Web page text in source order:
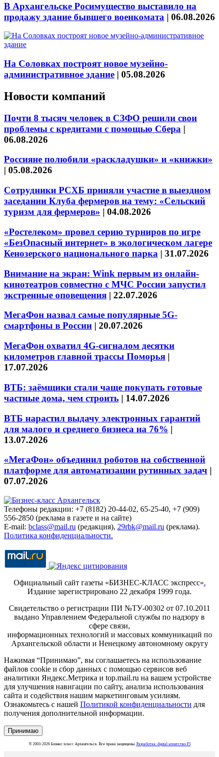
В Архангельске Росимущество выставило на
продажу здание бывшего военкомата | 06.08.2026
На Соловках построят новое музейно-
административное здание | 05.08.2026
Новости компаний
Почти 8 тысяч человек в СЗФО решили свои
проблемы с кредитами с помощью Сбера |
06.08.2026
Россияне полюбили «раскладушки» и «книжки»
| 05.08.2026
Сотрудники РСХБ приняли участие в выездном
заседании Клуба фермеров на тему: «Сельский
туризм для фермеров» | 04.08.2026
«Ростелеком» провел серию турниров по игре
«БезОпасный интернет» в экологическом лагере
Кенозерского национального парка | 31.07.2026
Внимание на экран: Wink первым из онлайн-
кинотеатров совместно с МЧС России запустил
экстренные оповещения | 22.07.2026
МегаФон назвал самые популярные 5G-
смартфоны в России | 20.07.2026
МегаФон охватил 4G-сигналом десятки
километров главной трассы Поморья |
17.07.2026
ВТБ: заёмщики стали чаще покупать готовые
частные дома, чем строить | 14.07.2026
ВТБ нарастил выдачу электронных гарантий
для малого и среднего бизнеса на 76% |
13.07.2026
«МегаФон» объединил роботов на собственной
платформе для автоматизации рутинных задач |
07.07.2026
Телефоны редакции: +7 (8182) 20-44-02, 65-25-40, +7 (909)
556-2850 (реклама в газете и на сайте)
E-mail: bclass@mail.ru (редакция), 29rbk@mail.ru (реклама).
Политика конфиденциальности.
Официальный сайт газеты «БИЗНЕС-КЛАСС экспресс».
Издание зарегистрировано 22 декабря 1999 года.
Свидетельство о регистрации ПИ №ТУ-00302 от 07.10.2011
выдано Управлением Федеральной службы по надзору в
сфере связи,
информационных технологий и массовых коммуникаций по
Архангельской области и Ненецкому автономному округу
Нажимая “Принимаю”, вы соглашаетесь на использование
файлов cookie и сбор данных с помощью сервисов веб
аналитики Яндекс.Метрика и top.mail.ru на вашем устройстве
для улучшения навигации по сайту, анализа использования
сайта и содействия нашим маркетинговым усилиям.
Ознакомьтесь с нашей Политикой конфиденциальности для
получения дополнительной информации.
Принимаю
© 2003-2026 Бизнес-класс Архангельск. Все права защищены. Разработка: digital-агентство F5